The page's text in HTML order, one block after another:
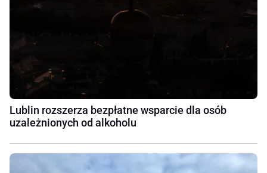
Lublin rozszerza bezpłatne wsparcie dla osób
uzależnionych od alkoholu